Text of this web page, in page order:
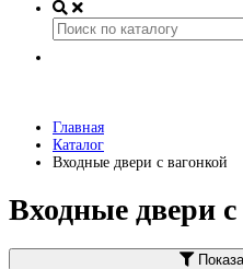
Главная
Каталог
Входные двери с вагонкой
Входные двери